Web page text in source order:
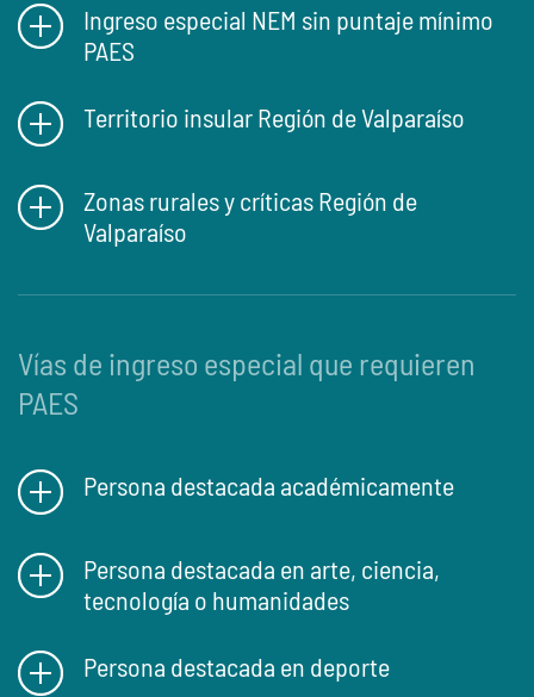
Ingreso especial NEM sin puntaje mínimo
PAES
Territorio insular Región de Valparaíso
Zonas rurales y críticas Región de
Valparaíso
Vías de ingreso especial que requieren
PAES
Persona destacada académicamente
Persona destacada en arte, ciencia,
tecnología o humanidades
Persona destacada en deporte